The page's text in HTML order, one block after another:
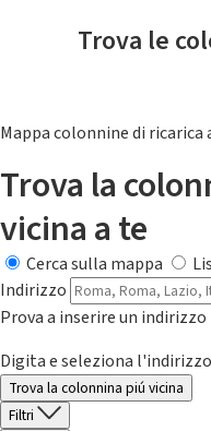
Trova le
Mappa colonnine di
Trova la
vicina a te
Cerca sulla mappa
Indirizzo
Prova a inserire un indirizzo
Digita e seleziona
Trova la colonnina piú vicina
Filtri